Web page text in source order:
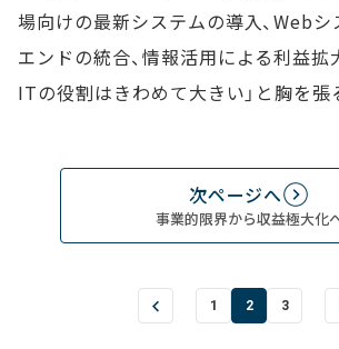
場向けの最新システムの導入、Web
エンドの統合、情報活用による利益拡
ITの役割はきわめて大きい」と胸を張
次ページへ
事業的限界から収益極大化
1 2 3